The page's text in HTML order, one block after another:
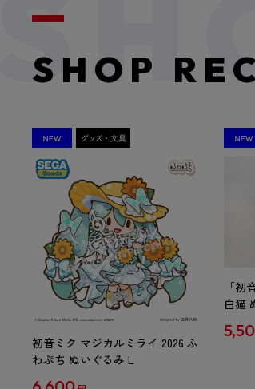
SHOP
初音ミク マジカルミライ 2026 ふ
わぷち ぬいぐるみ L
「初
白猫